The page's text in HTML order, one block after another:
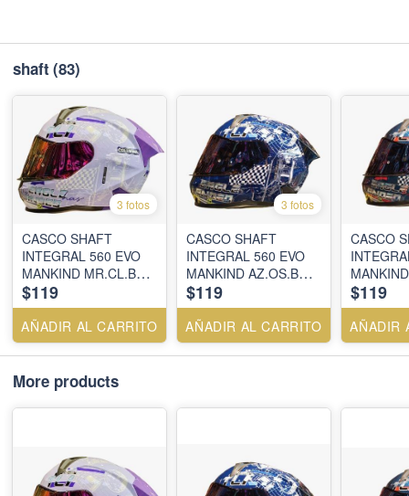
shaft (83)
3 fotos
CASCO SHAFT
INTEGRAL 560 EVO
MANKIND MR.CL.B
FC. VISOR
SM.CL.REVO.MR
$119
AÑADIR AL CARRITO
3 fotos
CASCO SHAFT
INTEGRAL 560 EVO
MANKIND AZ.OS.B
AZ. VISOR
SM.CL.IR.AZ
$119
AÑADIR AL CARRITO
CASCO
MANKIND
RJ.
$119
AÑADIR
More products